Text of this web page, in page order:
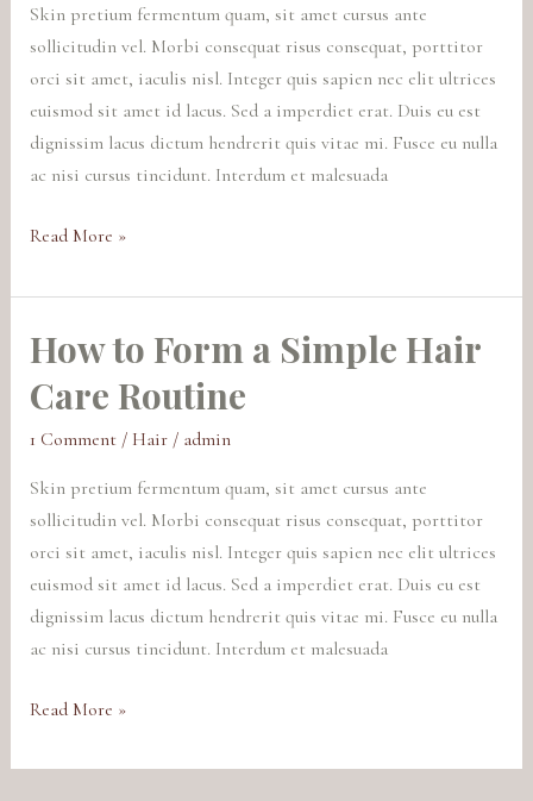
Skin pretium fermentum quam, sit amet cursus ante
sollicitudin vel. Morbi consequat risus consequat, porttitor
orci sit amet, iaculis nisl. Integer quis sapien nec elit ultrices
euismod sit amet id lacus. Sed a imperdiet erat. Duis eu est
dignissim lacus dictum hendrerit quis vitae mi. Fusce eu nulla
ac nisi cursus tincidunt. Interdum et malesuada
Mask
Before
or
After
Shower?
Read More »
How to Form a Simple Hair
Care Routine
1 Comment / Hair/ admin
Skin pretium fermentum quam, sit amet cursus ante
sollicitudin vel. Morbi consequat risus consequat, porttitor
orci sit amet, iaculis nisl. Integer quis sapien nec elit ultrices
euismod sit amet id lacus. Sed a imperdiet erat. Duis eu est
dignissim lacus dictum hendrerit quis vitae mi. Fusce eu nulla
ac nisi cursus tincidunt. Interdum et malesuada
How
Form
a
Hair
Care
Routine
Read More »